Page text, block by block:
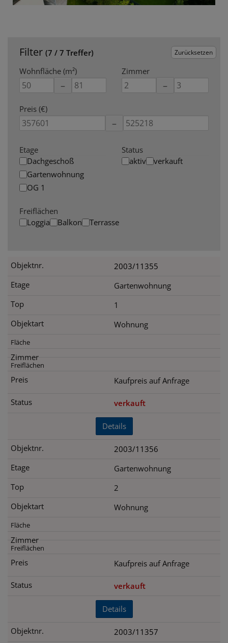
Filter (7 / 7 Treffer) Zurücksetzen
Wohnfläche (m²)
–
Zimmer
–
Preis (€)
–
Etage
Dachgeschoß
Gartenwohnung
OG 1
Status
aktiv
verkauft
Freiflächen
Loggia
Balkon Terrasse
2003/11355
Gartenwohnung
1
Wohnung
Kaufpreis auf Anfrage
verkauft
Details
2003/11356
Gartenwohnung
2
Wohnung
Kaufpreis auf Anfrage
verkauft
Details
2003/11357